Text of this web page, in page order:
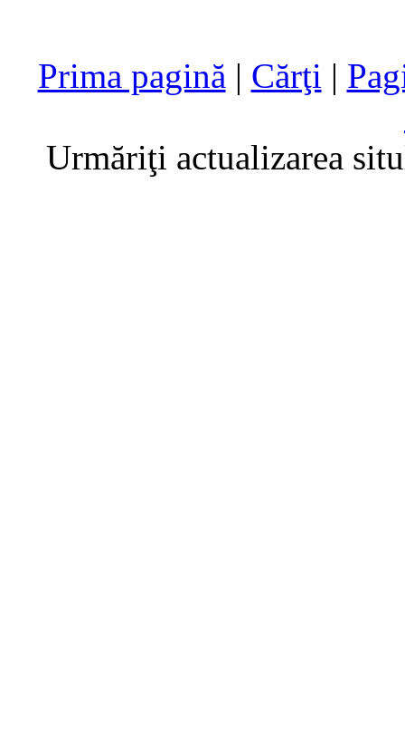
Prima pagină | Cărţi |
Urmăriţi actualizarea